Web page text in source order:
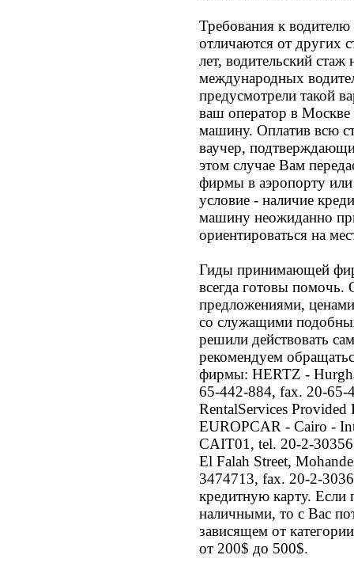
Требования к
отличаются от других
лет, водительский стаж
международных
предусмотрели такой
ваш оператор в
машину. Оплатив всю
ваучер,
этом случае Вам
фирмы в аэропорту или
условие - наличие
машину неожиданно
ориентироваться на
Гиды принимающей
всегда готовы
предложениями,
со служащими
решили действовать
рекомендуем
фирмы: HERTZ -
65-442-884, fax. 20-65-
RentalServices
EUROPCAR - Cairo -
CAIT01, tel. 20-2-
El Falah Street,
3474713, fax. 20-2-
кредитную карту. Если
наличными, то с Вас
зависящем от
от 200$ до 500$.